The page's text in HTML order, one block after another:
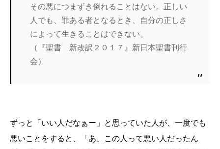
その悪につまずき倒れることはない。正しい
人でも、罪ある者となるとき、自分の正しさ
によって生きることはできない。
（『聖書 新改訳２０１７』新日本聖書刊行
会）
ずっと「いい人だなぁー」と思っていた人が、一度でも
悪いことをすると、「あ、この人って悪い人だったん